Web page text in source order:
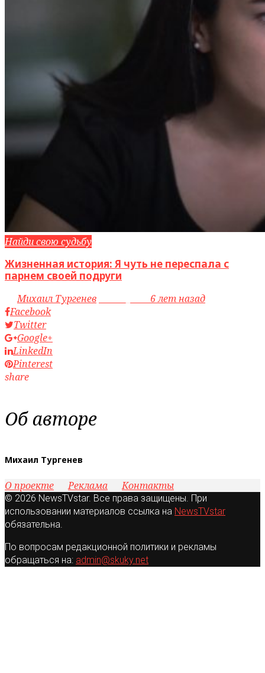
Найди свою судьбу
Жизненная история: Я чуть не переспала с
парнем своей подруги
byМихаил Тургенев
6 лет назад
Facebook
Twitter
Google+
LinkedIn
Pinterest
share
Об авторе
Михаил Тургенев
О проекте Реклама Контакты
© 2026 NewsTVstar. Все права защищены. При
использовании материалов ссылка на NewsTVstar
обязательна.
По вопросам редакционной политики и рекламы
обращаться на: admin@skuky.net